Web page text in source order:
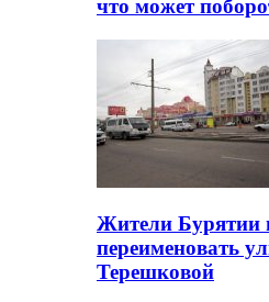
что может
Жители Бурятии
переименовать
Терешковой